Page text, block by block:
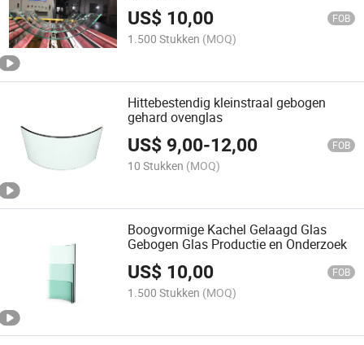
US$ 10,00 FOB
1.500 Stukken (MOQ)
Hittebestendig kleinstraal gebogen
gehard ovenglas
US$ 9,00-12,00 FOB
10 Stukken (MOQ)
Boogvormige Kachel Gelaagd Glas
Gebogen Glas Productie en Onderzoek
US$ 10,00 FOB
1.500 Stukken (MOQ)